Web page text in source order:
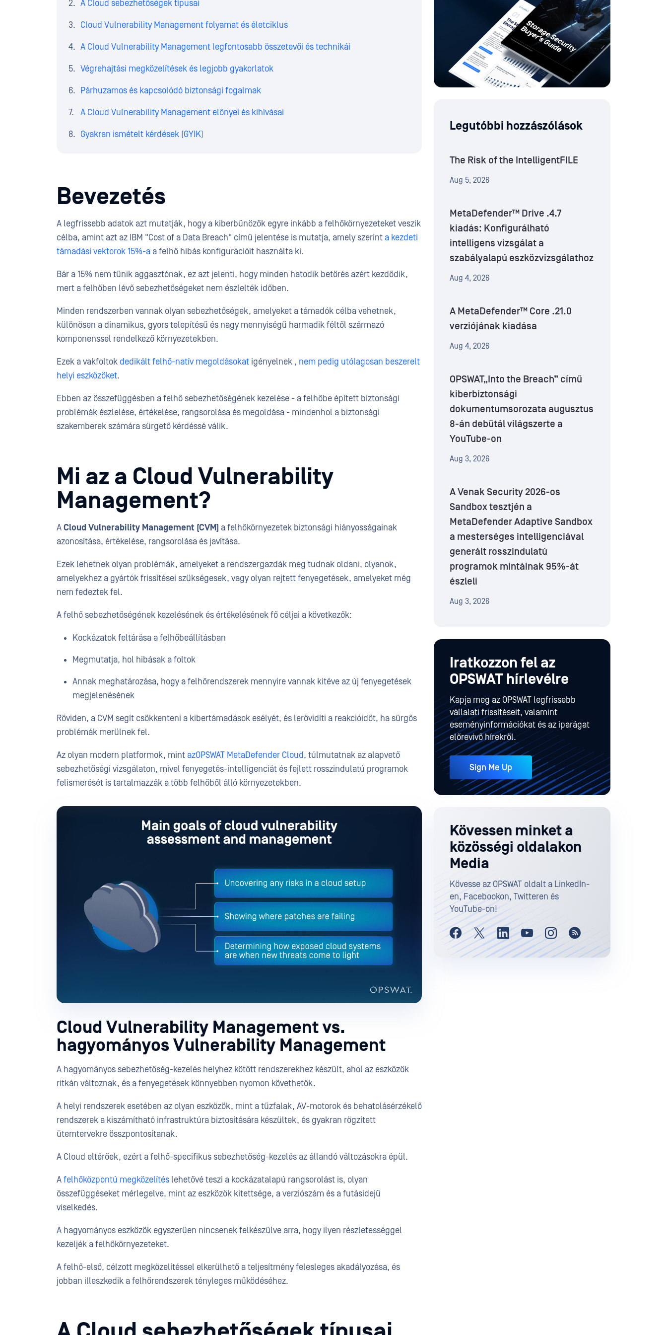
A Cloud sebezhetőségek típusai
Cloud Vulnerability Management folyamat és életciklus
A Cloud Vulnerability Management legfontosabb összetevői és technikái
Végrehajtási megközelítések és legjobb gyakorlatok
Párhuzamos és kapcsolódó biztonsági fogalmak
A Cloud Vulnerability Management előnyei és kihívásai
Gyakran ismételt kérdések (GYIK)
Bevezetés
A legfrissebb adatok azt mutatják, hogy a kiberbűnözők egyre inkább a felhőkörnyezeteket veszik
célba, amint azt az IBM "Cost of a Data Breach" című jelentése is mutatja, amely szerint a kezdeti
támadási vektorok 15%-a a felhő hibás konfigurációit használta ki.
Bár a 15% nem tűnik aggasztónak, ez azt jelenti, hogy minden hatodik betörés azért kezdődik,
mert a felhőben lévő sebezhetőségeket nem észlelték időben.
Minden rendszerben vannak olyan sebezhetőségek, amelyeket a támadók célba vehetnek,
különösen a dinamikus, gyors telepítésű és nagy mennyiségű harmadik féltől származó
komponenssel rendelkező környezetekben.
Ezek a vakfoltok dedikált felhő-natív megoldásokat igényelnek , nem pedig utólagosan beszerelt
helyi eszközöket.
Ebben az összefüggésben a felhő sebezhetőségének kezelése - a felhőbe épített biztonsági
problémák észlelése, értékelése, rangsorolása és megoldása - mindenhol a biztonsági
szakemberek számára sürgető kérdéssé válik.
Mi az a Cloud Vulnerability
Management?
ACloud Vulnerability Management (CVM) a felhőkörnyezetek biztonsági hiányosságainak
azonosítása, értékelése, rangsorolása és javítása.
Ezek lehetnek olyan problémák, amelyeket a rendszergazdák meg tudnak oldani, olyanok,
amelyekhez a gyártók frissítései szükségesek, vagy olyan rejtett fenyegetések, amelyeket még
nem fedeztek fel.
A felhő sebezhetőségének kezelésének és értékelésének fő céljai a következők:
Kockázatok feltárása a felhőbeállításban
Megmutatja, hol hibásak a foltok
Annak meghatározása, hogy a felhőrendszerek mennyire vannak kitéve az új fenyegetések
megjelenésének
Röviden, a CVM segít csökkenteni a kibertámadások esélyét, és lerövidíti a reakcióidőt, ha sürgős
problémák merülnek fel.
Az olyan modern platformok, mint azOPSWAT MetaDefender Cloud, túlmutatnak az alapvető
sebezhetőségi vizsgálaton, mivel fenyegetés-intelligenciát és fejlett rosszindulatú programok
felismerését is tartalmazzák a több felhőből álló környezetekben.
Cloud Vulnerability Management vs.
hagyományos Vulnerability Management
A hagyományos sebezhetőség-kezelés helyhez kötött rendszerekhez készült, ahol az eszközök
ritkán változnak, és a fenyegetések könnyebben nyomon követhetők.
A helyi rendszerek esetében az olyan eszközök, mint a tűzfalak, AV-motorok és behatolásérzékelő
rendszerek a kiszámítható infrastruktúra biztosítására készültek, és gyakran rögzített
ütemtervekre összpontosítanak.
A Cloud eltérőek, ezért a felhő-specifikus sebezhetőség-kezelés az állandó változásokra épül.
Afelhőközpontú megközelítés lehetővé teszi a kockázatalapú rangsorolást is, olyan
összefüggéseket mérlegelve, mint az eszközök kitettsége, a verziószám és a futásidejű
viselkedés.
A hagyományos eszközök egyszerűen nincsenek felkészülve arra, hogy ilyen részletességgel
kezeljék a felhőkörnyezeteket.
A felhő-első, célzott megközelítéssel elkerülhető a teljesítmény felesleges akadályozása, és
jobban illeszkedik a felhőrendszerek tényleges működéséhez.
Legutóbbi hozzászólások
The Risk of the IntelligentFILE
Aug 5, 2026
MetaDefender™ Drive .4.7
kiadás: Konfigurálható
intelligens vizsgálat a
szabályalapú eszközvizsgálathoz
Aug 4, 2026
A MetaDefender™ Core .21.0
verziójának kiadása
Aug 4, 2026
OPSWAT„Into the Breach” című
kiberbiztonsági
dokumentumsorozata augusztus
8-án debütál világszerte a
YouTube-on
Aug 3, 2026
A Venak Security 2026-os
Sandbox tesztjén a
MetaDefender Adaptive Sandbox
a mesterséges intelligenciával
generált rosszindulatú
programok mintáinak 95%-át
észleli
Aug 3, 2026
Iratkozzon fel az
OPSWAT hírlevélre
Kapja meg az OPSWAT legfrissebb
vállalati frissítéseit, valamint
eseményinformációkat és az iparágat
előrevivő hírekről.
Sign Me Up
Kövessen minket a
közösségi oldalakon
Media
Kövesse az OPSWAT oldalt a LinkedIn-
en, Facebookon, Twitteren és
YouTube-on!